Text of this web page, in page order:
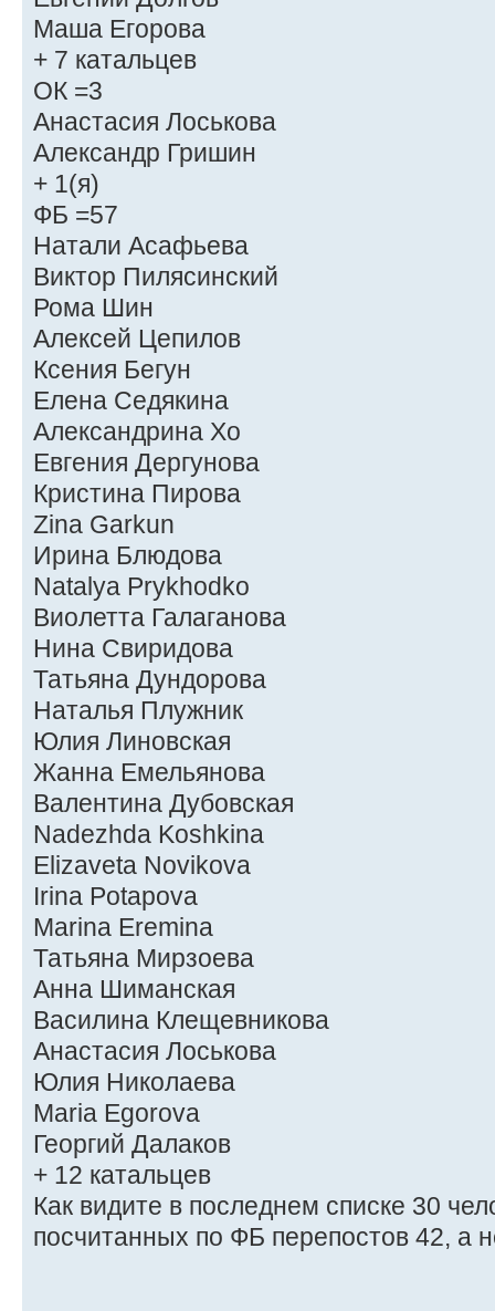
Маша Егорова
+ 7 катальцев
ОК =3
Анастасия Лоськова
Александр Гришин
+ 1(я)
ФБ =57
Натали Асафьева
Виктор Пилясинский
Рома Шин
Алексей Цепилов
Ксения Бегун
Елена Седякина
Александрина Хо
Евгения Дергунова
Кристина Пирова
Zina Garkun
Ирина Блюдова
Natalya Prykhodko
Виолетта Галаганова
Нина Свиридова
Татьяна Дундорова
Наталья Плужник
Юлия Линовская
Жанна Емельянова
Валентина Дубовская
Nadezhda Koshkina
Elizaveta Novikova
Irina Potapova
Marina Eremina
Татьяна Мирзоева
Анна Шиманская
Василина Клещевникова
Анастасия Лоськова
Юлия Николаева
Maria Egorova
Георгий Далаков
+ 12 катальцев
Как видите в последнем списке 30
посчитанных по ФБ перепостов 42, а